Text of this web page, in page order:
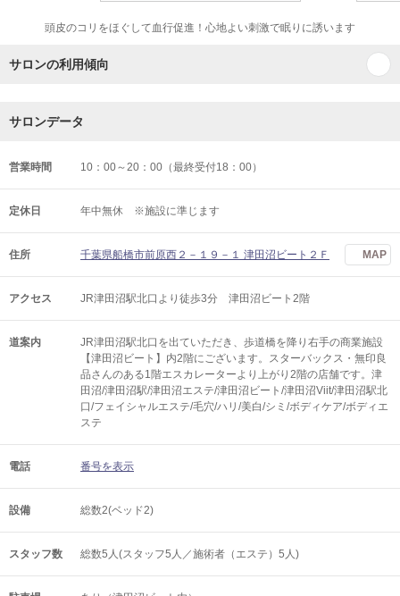
頭皮のコリをほぐして血行促進！心地よい刺激で眠りに誘います
サロンの利用傾向
サロンデータ
営業時間 10：00～20：00（最終受付18：00）
定休日 年中無休 ※施設に準じます
住所 千葉県船橋市前原西２－１９－１ 津田沼ビート２Ｆ MAP
アクセス JR津田沼駅北口より徒歩3分 津田沼ビート2階
道案内
JR津田沼駅北口を出ていただき、歩道橋を降り右手の商業施設
【津田沼ビート】内2階にございます。スターバックス・無印良
品さんのある1階エスカレーターより上がり2階の店舗です。津
田沼/津田沼駅/津田沼エステ/津田沼ビート/津田沼Viit/津田沼駅北
口/フェイシャルエステ/毛穴/ハリ/美白/シミ/ボディケア/ボディエ
ステ
電話 番号を表示
設備 総数2(ベッド2)
スタッフ数 総数5人(スタッフ5人／施術者（エステ）5人)